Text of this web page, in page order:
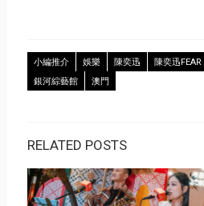
小編推介 娛樂 陳奕迅
陳奕迅
銀河綜藝館
澳門
RELATED POSTS